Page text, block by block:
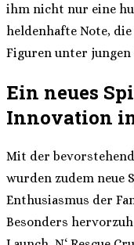
ihm nicht nur eine
heldenhafte Note,
Figuren unter jungen
Ein neues
Innovation
Mit der
wurden zudem neue
Enthusiasmus der
Besonders